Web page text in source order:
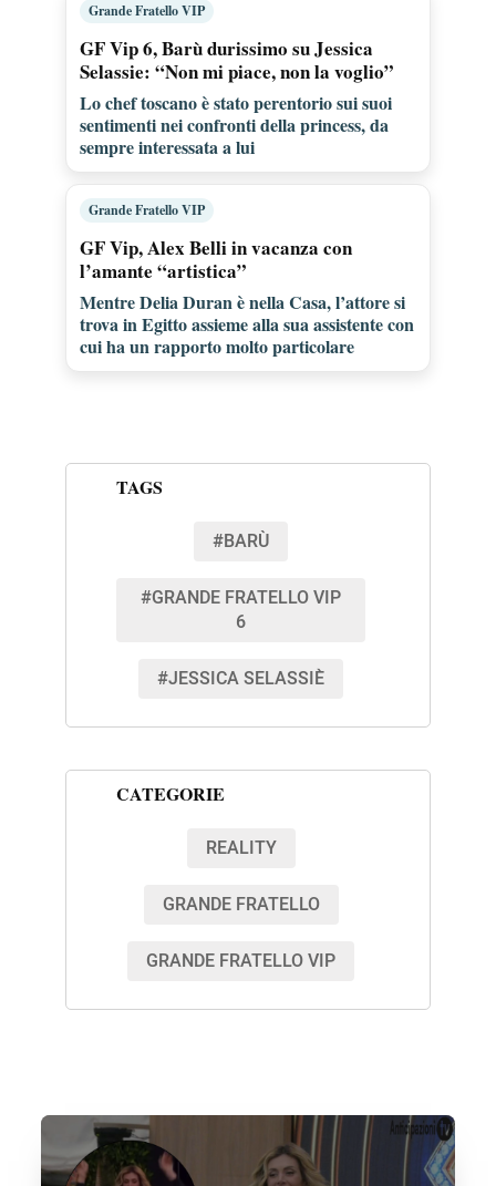
Grande Fratello VIP
GF Vip 6, Barù durissimo su Jessica
Selassie: “Non mi piace, non la voglio”
Lo chef toscano è stato perentorio sui suoi
sentimenti nei confronti della princess, da
sempre interessata a lui
Grande Fratello VIP
GF Vip, Alex Belli in vacanza con
l’amante “artistica”
Mentre Delia Duran è nella Casa, l’attore si
trova in Egitto assieme alla sua assistente con
cui ha un rapporto molto particolare
TAGS
#BARÙ
#GRANDE FRATELLO VIP
6
#JESSICA SELASSIÈ
CATEGORIE
REALITY
GRANDE FRATELLO
GRANDE FRATELLO VIP